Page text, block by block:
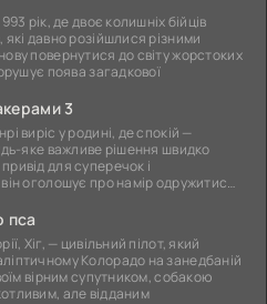
рік, де двоє колишніх бійців
які давно розійшлися різними
повернутися до світу жорстоких
поява загадкової
3
виріс у родині, де спокій —
яке важливе рішення швидко
для суперечок і
оголошує про намір одружитися,
пса
Хіг, — цивільний пілот, який
Колорадо на занедбаній
вірним супутником, собакою
але відданим